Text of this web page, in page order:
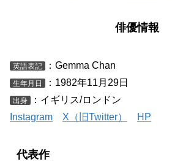
俳優情報
英語表記 ：Gemma Chan
生年月日 ：1982年11月29日
出身
：イギリス/ロンドン
Instagram
X（旧Twitter） HP
代表作